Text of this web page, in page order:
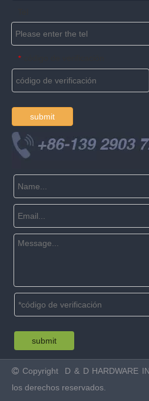
*
submit
submit
 Copyright
D & D HARDWARE
los derechos reservados.